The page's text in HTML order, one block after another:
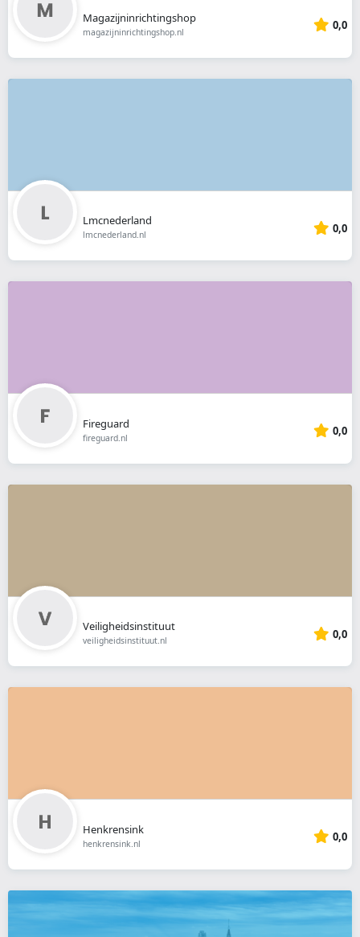
Magazijninrichtingshop
magazijninrichtingshop.nl 0,0
Lmcnederland
lmcnederland.nl 0,0
Fireguard
fireguard.nl 0,0
Veiligheidsinstituut
veiligheidsinstituut.nl 0,0
Henkrensink
henkrensink.nl 0,0